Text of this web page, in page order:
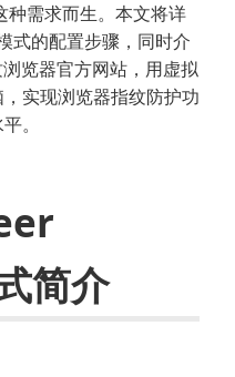
需求而生。本文将详
的配置步骤，同时介
览器官方网站，用虚拟
实现浏览器指纹防护功
。
简介